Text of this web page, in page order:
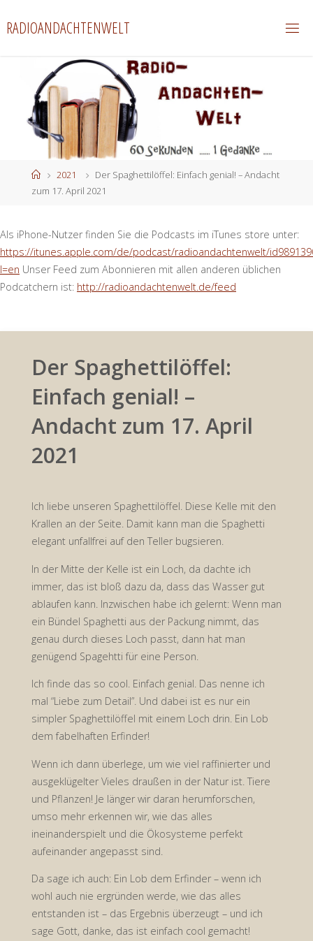
Inhalt
RADIOANDACHTENWELT
Start2021
Der Spaghettilöffel: Einfach genial! – Andacht
zum 17. April 2021
Als iPhone-Nutzer finden Sie die Podcasts im iTunes store unter:
https://itunes.apple.com/de/podcast/radioandachtenwelt/
l=en Unser Feed zum Abonnieren mit allen anderen üblichen
Podcatchern ist: http://radioandachtenwelt.de/feed
Der Spaghettilöffel:
Einfach genial! –
Andacht zum 17. April
2021
Ich liebe unseren Spaghettilöffel. Diese Kelle mit den
Krallen an der Seite. Damit kann man die Spaghetti
elegant unfallfrei auf den Teller bugsieren.
In der Mitte der Kelle ist ein Loch, da dachte ich
immer, das ist bloß dazu da, dass das Wasser gut
ablaufen kann. Inzwischen habe ich gelernt: Wenn man
ein Bündel Spaghetti aus der Packung nimmt, das
genau durch dieses Loch passt, dann hat man
genügend Spagehtti für eine Person.
Ich finde das so cool. Einfach genial. Das nenne ich
mal “Liebe zum Detail”. Und dabei ist es nur ein
simpler Spaghettilöffel mit einem Loch drin. Ein Lob
dem fabelhaften Erfinder!
Wenn ich dann überlege, um wie viel raffinierter und
ausgeklügelter Vieles draußen in der Natur ist. Tiere
und Pflanzen! Je länger wir daran herumforschen,
umso mehr erkennen wir, wie das alles
ineinanderspielt und die Ökosysteme perfekt
aufeinander angepasst sind.
Da sage ich auch: Ein Lob dem Erfinder – wenn ich
wohl auch nie ergründen werde, wie das alles
entstanden ist – das Ergebnis überzeugt – und ich
sage Gott, danke, das ist einfach cool gemacht!